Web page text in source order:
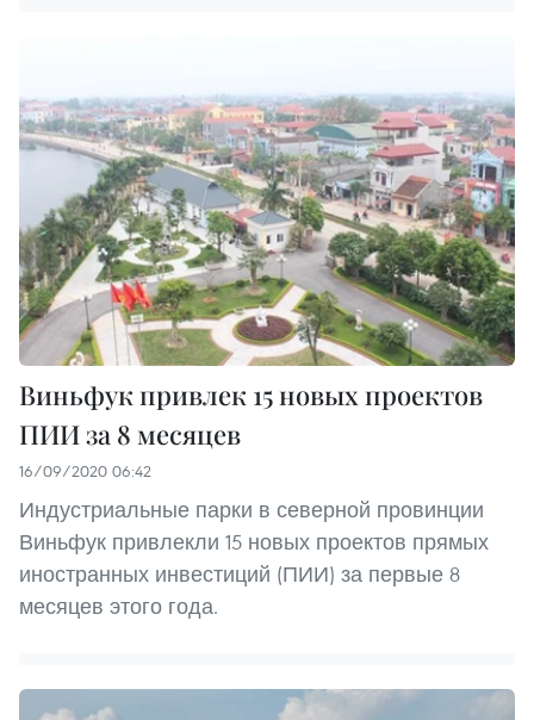
Виньфук привлек 15 новых проектов
ПИИ за 8 месяцев
16/09/2020 06:42
Индустриальные парки в северной провинции
Виньфук привлекли 15 новых проектов прямых
иностранных инвестиций (ПИИ) за первые 8
месяцев этого года.